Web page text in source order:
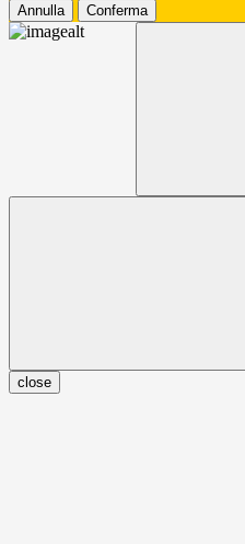
Annulla Conferma
close